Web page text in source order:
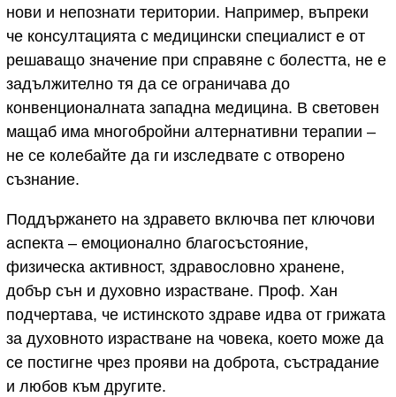
нови и непознати територии. Например, въпреки
че консултацията с медицински специалист е от
решаващо значение при справяне с болестта, не е
задължително тя да се ограничава до
конвенционалната западна медицина. В световен
мащаб има многобройни алтернативни терапии –
не се колебайте да ги изследвате с отворено
съзнание.
Поддържането на здравето включва пет ключови
аспекта – емоционално благосъстояние,
физическа активност, здравословно хранене,
добър сън и духовно израстване. Проф. Хан
подчертава, че истинското здраве идва от грижата
за духовното израстване на човека, което може да
се постигне чрез прояви на доброта, състрадание
и любов към другите.